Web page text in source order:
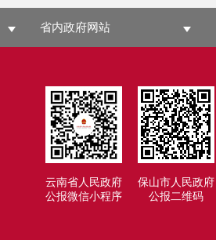
省内政府网站
云南省人民政府
公报微信小程序
保山市人民政府
公报二维码